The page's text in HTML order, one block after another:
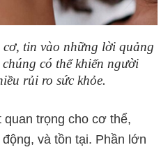
tin vào những lời quảng
có thể khiến người
rủi ro sức khỏe.
quan trọng cho cơ thể,
và tồn tại. Phần lớn